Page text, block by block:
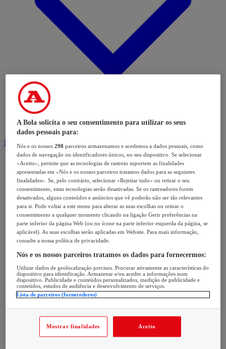
Modalidades
A Bola solicita o seu consentimento para utilizar os seus
dados pessoais para:
Nós e os nossos298 parceiros armazenamos e acedemos a dados pessoais, como
dados de navegação ou identificadores únicos, no seu dispositivo. Se selecionar
«Aceito», permite que as tecnologias de rastreio suportem as finalidades
apresentadas em «Nós e os nossos parceiros tratamos dados para as seguintes
finalidades». Se, pelo contrário, selecionar «Rejeitar tudo» ou retirar o seu
consentimento, estas tecnologias serão desativadas. Se os rastreadores forem
desativados, alguns conteúdos e anúncios que vê poderão não ser tão relevantes
para si. Pode voltar a este menu para alterar as suas escolhas ou retirar o
consentimento a qualquer momento clicando na ligação Gerir preferências na
parte inferior da página Web (ou no ícone na parte inferior esquerda da página, se
aplicável). As suas escolhas serão aplicadas em Website. Para mais informação,
consulte a nossa política de privacidade.
Nós e os nossos parceiros tratamos os dados para fornecermos:
Utilizar dados de geolocalização precisos. Procurar ativamente as características do
dispositivo para identificação. Armazenar e/ou aceder a informações num
dispositivo. Publicidade e conteúdos personalizados, medição de publicidade e
conteúdos, estudos de audiência e desenvolvimento de serviços.
Lista de parceiros (fornecedores)
Mostrar finalidades Aceito